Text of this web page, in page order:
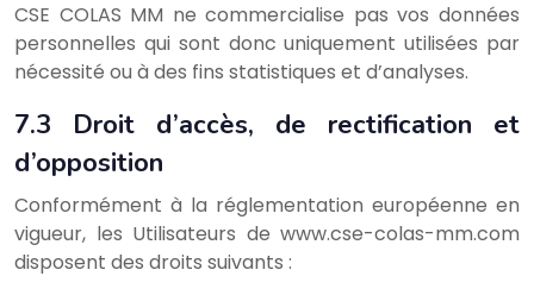
CSE COLAS MM ne commercialise pas vos données
personnelles qui sont donc uniquement utilisées par
nécessité ou à des fins statistiques et d’analyses.
7.3 Droit d’accès, de rectification et
d’opposition
Conformément à la réglementation européenne en
vigueur, les Utilisateurs de www.cse-colas-mm.com
disposent des droits suivants :